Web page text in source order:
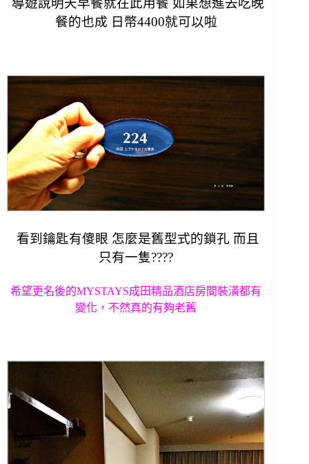
餐的也成 日幣4400就可以啦
看到鑰匙有傻眼 怎麼是舊型式的鎖孔 而且
只有一隻????
希望更名後的MYSTAYS成田精品酒店房間裝潢都有
變化，不然真的有夠老舊